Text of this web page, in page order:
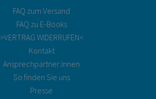
FAQ zum Versand
FAQ zu E-Books
>VERTRAG WIDERRUFEN<
Kontakt
Ansprechpartner:innen
So finden Sie uns
Presse